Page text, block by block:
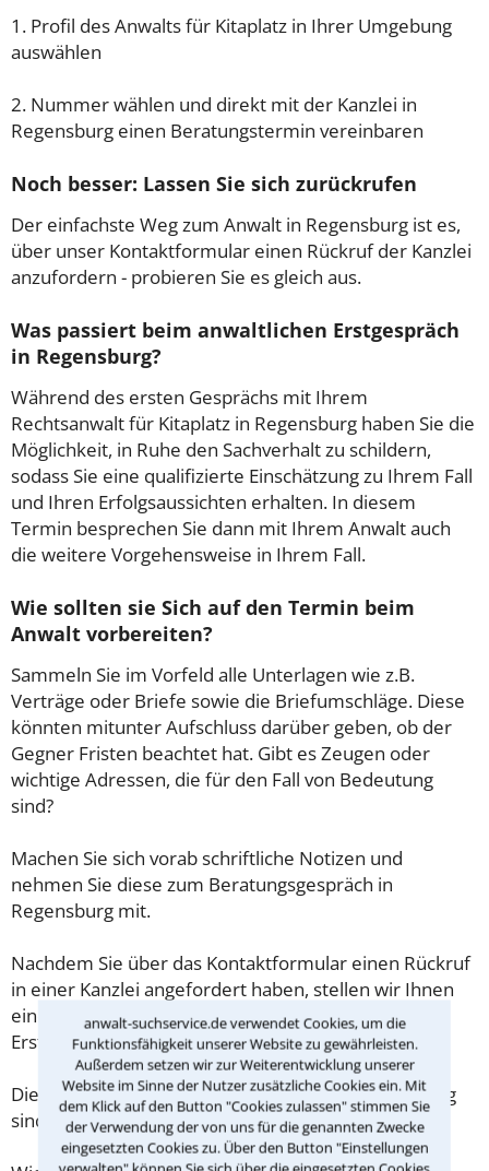
anwalt-suchservice.de verwendet Cookies, um die
Funktionsfähigkeit unserer Website zu gewährleisten.
Außerdem setzen wir zur Weiterentwicklung unserer
Website im Sinne der Nutzer zusätzliche Cookies ein. Mit
dem Klick auf den Button "Cookies zulassen" stimmen Sie
der Verwendung der von uns für die genannten Zwecke
eingesetzten Cookies zu. Über den Button "Einstellungen
1. Profil des Anwalts für Kitaplatz in Ihrer Umgebung
auswählen
2. Nummer wählen und direkt mit der Kanzlei in
Regensburg einen Beratungstermin vereinbaren
Noch besser: Lassen Sie sich zurückrufen
Der einfachste Weg zum Anwalt in Regensburg ist es,
über unser Kontaktformular einen Rückruf der Kanzlei
anzufordern - probieren Sie es gleich aus.
Was passiert beim anwaltlichen Erstgespräch
in Regensburg?
Während des ersten Gesprächs mit Ihrem
Rechtsanwalt für Kitaplatz in Regensburg haben Sie die
Möglichkeit, in Ruhe den Sachverhalt zu schildern,
sodass Sie eine qualifizierte Einschätzung zu Ihrem Fall
und Ihren Erfolgsaussichten erhalten. In diesem
Termin besprechen Sie dann mit Ihrem Anwalt auch
die weitere Vorgehensweise in Ihrem Fall.
Wie sollten sie Sich auf den Termin beim
Anwalt vorbereiten?
Sammeln Sie im Vorfeld alle Unterlagen wie z.B.
Verträge oder Briefe sowie die Briefumschläge. Diese
könnten mitunter Aufschluss darüber geben, ob der
Gegner Fristen beachtet hat. Gibt es Zeugen oder
wichtige Adressen, die für den Fall von Bedeutung
sind?
Machen Sie sich vorab schriftliche Notizen und
nehmen Sie diese zum Beratungsgespräch in
Regensburg mit.
Nachdem Sie über das Kontaktformular einen Rückruf
in einer Kanzlei angefordert haben, stellen wir Ihnen
eine Checkliste zur Verfügung, mit der Sie das
Erstgespräch ausreichend vorbereiten können.
Die Kosten eines Anwalts für Kitaplatz in Regensburg
sind oft geringer als gedacht!